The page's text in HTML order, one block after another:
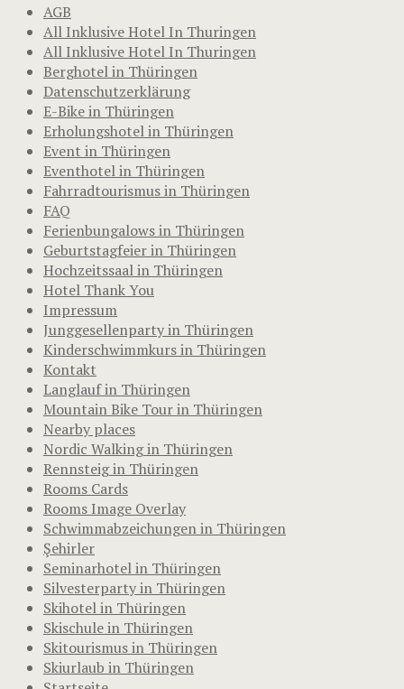
AGB
All Inklusive Hotel In Thuringen
All Inklusive Hotel In Thuringen
Berghotel in Thüringen
Datenschutzerklärung
E-Bike in Thüringen
Erholungshotel in Thüringen
Event in Thüringen
Eventhotel in Thüringen
Fahrradtourismus in Thüringen
FAQ
Ferienbungalows in Thüringen
Geburtstagfeier in Thüringen
Hochzeitssaal in Thüringen
Hotel Thank You
Impressum
Junggesellenparty in Thüringen
Kinderschwimmkurs in Thüringen
Kontakt
Langlauf in Thüringen
Mountain Bike Tour in Thüringen
Nearby places
Nordic Walking in Thüringen
Rennsteig in Thüringen
Rooms Cards
Rooms Image Overlay
Schwimmabzeichungen in Thüringen
Şehirler
Seminarhotel in Thüringen
Silvesterparty in Thüringen
Skihotel in Thüringen
Skischule in Thüringen
Skitourismus in Thüringen
Skiurlaub in Thüringen